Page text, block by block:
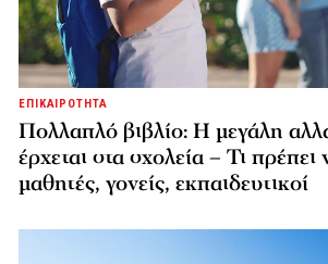
ΕΠΙΚΑΙΡΟΤΗΤΑ
Πολλαπλό βιβλίο: Η μεγάλη
έρχεται στα σχολεία – Τι
μαθητές, γονείς, εκπαιδευτικοί